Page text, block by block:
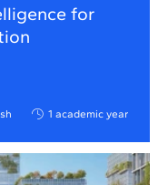
for
1 academic year